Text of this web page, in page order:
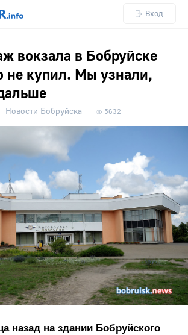
Вход
вокзала в Бобруйске
не купил. Мы узнали,
Новости Бобруйска 5632
назад на здании Бобруйского